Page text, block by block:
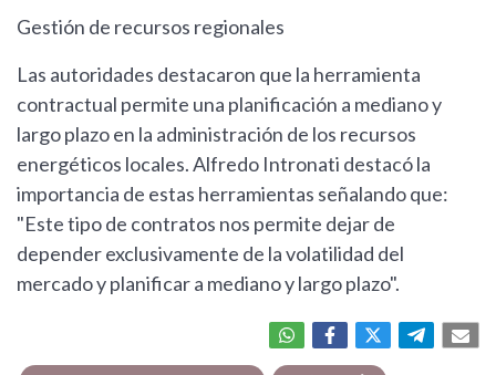
Gestión de recursos regionales
Las autoridades destacaron que la herramienta
contractual permite una planificación a mediano y
largo plazo en la administración de los recursos
energéticos locales. Alfredo Intronati destacó la
importancia de estas herramientas señalando que:
"Este tipo de contratos nos permite dejar de
depender exclusivamente de la volatilidad del
mercado y planificar a mediano y largo plazo".